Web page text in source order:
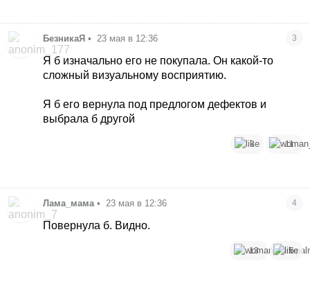
БезникаЯ • 23 мая в 12:36 3
Я б изначально его не покупала. Он какой-то
сложный визуальному восприятию.
Я б его вернула под предлогом дефектов и
выбрала б другой
3 11
Лама_мама • 23 мая в 12:36 4
Повернула б. Видно.
13 5